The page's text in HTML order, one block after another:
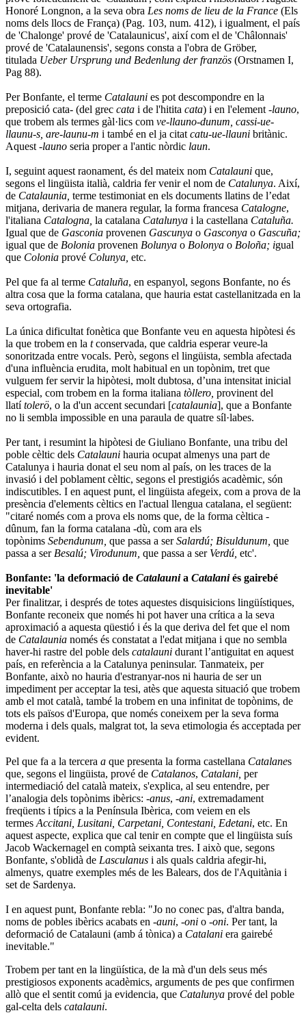
Honoré Longnon, a la seva obra Les noms de lieu de la France (Els
noms dels llocs de França) (Pag. 103, num. 412), i igualment, el país
de 'Chalonge' prové de 'Catalaunicus', així com el de 'Châlonnais'
prové de 'Catalaunensis', segons consta a l'obra de Gröber,
titulada Ueber Ursprung und Bedenlung der französ (Orstnamen I,
Pag 88).
Per Bonfante, el terme Catalauni es pot descompondre en la
preposició cata- (del grec cata i de l'hitita cata) i en l'element -launo,
que trobem als termes gàl·lics com ve-llauno-dunum, cassi-ue-
llaunu-s, are-launu-m i també en el ja citat catu-ue-llauni britànic.
Aquest -launo seria proper a l'antic nòrdic laun.
I, seguint aquest raonament, és del mateix nom Catalauni que,
segons el lingüista italià, caldria fer venir el nom de Catalunya. Així,
de Catalaunia, terme testimoniat en els documents llatins de l’edat
mitjana, derivaria de manera regular, la forma francesa Catalogne,
l'italiana Catalogna, la catalana Catalunya i la castellana Cataluña.
Igual que de Gasconia provenen Gascunya o Gasconya o Gascuña;
igual que de Bolonia provenen Bolunya o Bolonya o Boloña; igual
que Colonia prové Colunya, etc.
Pel que fa al terme Cataluña, en espanyol, segons Bonfante, no és
altra cosa que la forma catalana, que hauria estat castellanitzada en la
seva ortografia.
La única dificultat fonètica que Bonfante veu en aquesta hipòtesi és
la que trobem en la tconservada, que caldria esperar veure-la
sonoritzada entre vocals. Però, segons el lingüista, sembla afectada
d'una influència erudita, molt habitual en un topònim, tret que
vulguem fer servir la hipòtesi, molt dubtosa, d’una intensitat inicial
especial, com trobem en la forma italiana tòllero, provinent del
llatítolerö, o la d'un accent secundari [catalaunia], que a Bonfante
no li sembla impossible en una paraula de quatre síl·labes.
Per tant, i resumint la hipòtesi de Giuliano Bonfante, una tribu del
poble cèltic dels Catalauni hauria ocupat almenys una part de
Catalunya i hauria donat el seu nom al país, on les traces de la
invasió i del poblament cèltic, segons el prestigiós acadèmic, són
indiscutibles. I en aquest punt, el lingüista afegeix, com a prova de la
presència d'elements cèltics en l'actual llengua catalana, el següent:
"citaré només com a prova els noms que, de la forma cèltica -
dûnum, fan la forma catalana -dù, com ara els
topònims Sebendunum, que passa a serSalardú; Bisuldunum, que
passa a serBesalú; Virodunum, que passa a serVerdú, etc'.
Bonfante: 'la deformació de Catalaunia Catalaniés gairebé
inevitable'
Per finalitzar, i després de totes aquestes disquisicions lingüístiques,
Bonfante reconeix que només hi pot haver una crítica a la seva
aproximació a aquesta qüestió i és la que deriva del fet que el nom
de Catalaunia només és constatat a l'edat mitjana i que no sembla
haver-hi rastre del poble dels catalauni durant l’antiguitat en aquest
país, en referència a la Catalunya peninsular. Tanmateix, per
Bonfante, això no hauria d'estranyar-nos ni hauria de ser un
impediment per acceptar la tesi, atès que aquesta situació que trobem
amb el mot català, també la trobem en una infinitat de topònims, de
tots els països d'Europa, que només coneixem per la seva forma
moderna i dels quals, malgrat tot, la seva etimologia és acceptada per
evident.
Pel que fa a la tercera a que presenta la forma castellana Catalanes
que, segons el lingüista, prové de Catalanos, Catalani, per
intermediació del català mateix, s'explica, al seu entendre, per
l’analogia dels topònims ibèrics: -anus, -ani, extremadament
freqüents i típics a la Península Ibèrica, com veiem en els
termes Accitani, Lusitani, Carpetani, Contestani, Edetani, etc. En
aquest aspecte, explica que cal tenir en compte que el lingüista suís
Jacob Wackernagel en comptà seixanta tres. I això que, segons
Bonfante, s'oblidà de Lasculanus i als quals caldria afegir-hi,
almenys, quatre exemples més de les Balears, dos de l'Aquitània i
set de Sardenya.
I en aquest punt, Bonfante rebla: "Jo no conec pas, d'altra banda,
noms de pobles ibèrics acabats en -auni, -oni o -oni. Per tant, la
deformació de Catalauni (amb á tònica) a Catalani era gairebé
inevitable."
Trobem per tant en la lingüística, de la mà d'un dels seus més
prestigiosos exponents acadèmics, arguments de pes que confirmen
allò que el sentit comú ja evidencia, que Catalunya prové del poble
gal-celta dels catalauni.